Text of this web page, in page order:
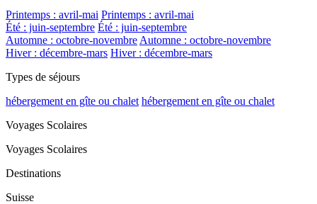
Printemps : avril-mai Printemps : avril-mai
Été : juin-septembre Été : juin-septembre
Automne : octobre-novembre Automne : octobre-novembre
Hiver : décembre-mars Hiver : décembre-mars
Types de séjours
hébergement en gîte ou chalet hébergement en gîte ou chalet
Voyages Scolaires
Voyages Scolaires
Destinations
Suisse